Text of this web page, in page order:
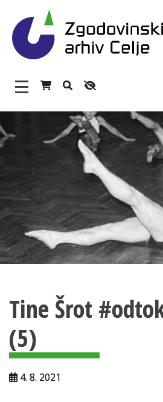
Zgodovinski
Glavni meni
Povezave
Varstvo osebnih podatkov
Katalog informacij javnega značaja
Zakonodaja
Vloga za upravne namene
Vloga za čitalnico
Vodnik po fondih in zbirkah
VAČ – VIRTUALNA ARHIVSKA ČITALNICA
Tine Šrot
(5)
4. 8. 2021